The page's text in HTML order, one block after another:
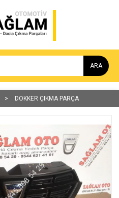
ARA
DOKKER ÇIKMA PARÇA